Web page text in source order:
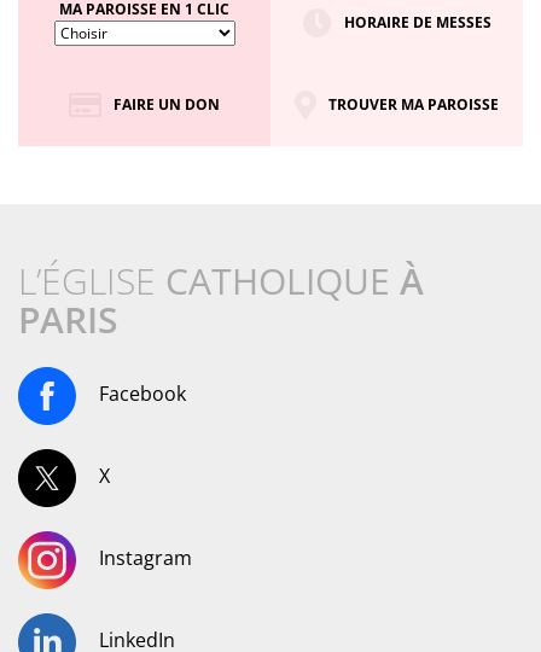
MA PAROISSE EN 1 CLIC
HORAIRE DE MESSES
FAIRE UN DON TROUVER MA PAROISSE
L’ÉGLISE CATHOLIQUE À
PARIS
Facebook
X
Instagram
LinkedIn